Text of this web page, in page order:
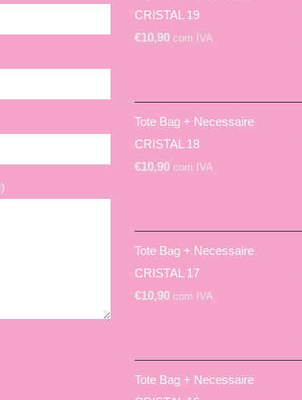
CRISTAL 19
€10,90 com IVA
Tote Bag + Necessaire
CRISTAL 18
€10,90 com IVA
Tote Bag + Necessaire
CRISTAL 17
€10,90 com IVA
Tote Bag + Necessaire